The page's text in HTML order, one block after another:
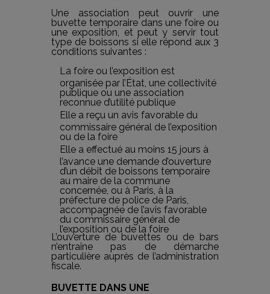
Une association peut ouvrir une
buvette temporaire dans une foire ou
une exposition, et peut y servir tout
type de boissons si elle répond aux 3
conditions suivantes :
La foire ou l’exposition est
organisée par l’État, une collectivité
publique ou une association
reconnue d’utilité publique
Elle a reçu un avis favorable du
commissaire général de l’exposition
ou de la foire
Elle a effectué au moins 15 jours à
l’avance une demande d’ouverture
d’un débit de boissons temporaire
au maire de la commune
concernée, ou à Paris, à la
préfecture de police de Paris,
accompagnée de l’avis favorable
du commissaire général de
l’exposition ou de la foire
L’ouverture de buvettes ou de bars
n’entraîne pas de démarche
particulière auprès de l’administration
fiscale.
BUVETTE DANS UNE